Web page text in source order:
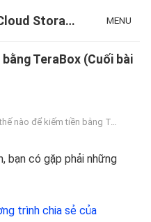
TeraBox Blog | 1TB Free Cloud Storage & All-in-One AI Space MENU
TeraBox (Cuối bài
để kiếm tiền bằng TeraBox (Cuối bài có quà tặng!)
bạn có gặp phải những
trình chia sẻ của